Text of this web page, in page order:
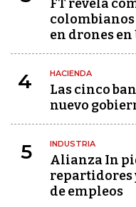
FT revela
en drones
4 HACIENDA
Las cinco
nuevo
5 INDUSTRIA
Alianza In
repartidores
de empleos